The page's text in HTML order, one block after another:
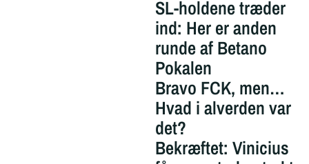
SL-holdene træder
ind: Her er anden
runde af Betano
Pokalen
Bravo FCK, men…
Hvad i alverden var
det?
Bekræftet: Vinicius